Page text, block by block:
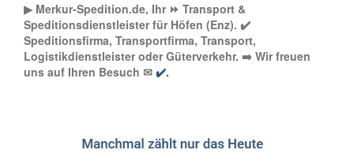
▶︎ Merkur-Spedition.de, Ihr ⏩ Transport &
Speditionsdienstleister für Höfen (Enz). ✔️
Speditionsfirma, Transportfirma, Transport,
Logistikdienstleister oder Güterverkehr. ➡️ Wir freuen
uns auf Ihren Besuch ✉ ✔️.